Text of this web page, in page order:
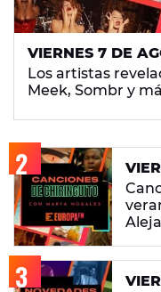
VIERNES 7 DE
Los artistas
Meek, Sombr y